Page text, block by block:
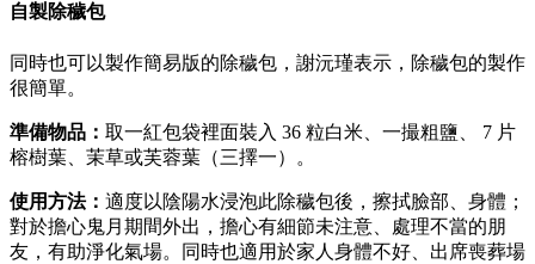
自製除穢包
同時也可以製作簡易版的除穢包，謝沅瑾表示，除穢包的製作
很簡單。
準備物品： 取一紅包袋裡面裝入 36 粒白米、一撮粗鹽、 7 片
榕樹葉、茉草或芙蓉葉（三擇一）。
使用方法： 適度以陰陽水浸泡此除穢包後，擦拭臉部、身體；
對於擔心鬼月期間外出，擔心有細節未注意、處理不當的朋
友，有助淨化氣場。同時也適用於家人身體不好、出席喪葬場